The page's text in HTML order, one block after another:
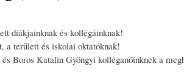
diákjainknak és kollégáinknak!
a területi és iskolai oktatóknak!
Boros Katalin Gyöngyi kolléganőinknek a